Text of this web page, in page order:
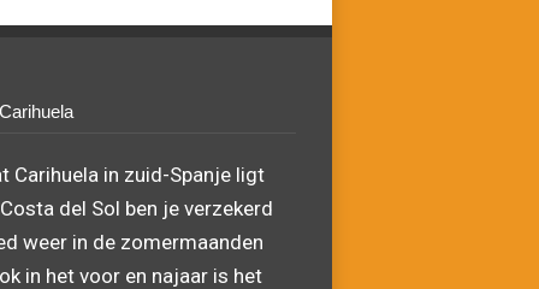
Carihuela in zuid-Spanje ligt
del Sol ben je verzekerd
weer in de zomermaanden
in het voor en najaar is het